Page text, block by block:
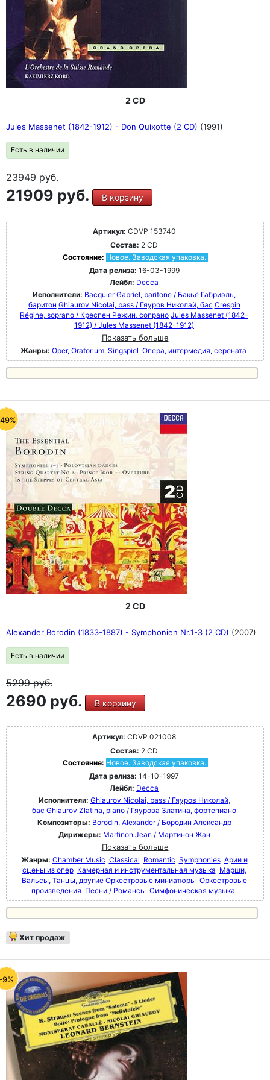
2 CD
Jules Massenet (1842-1912) - Don Quixotte (2 CD) (1991)
Есть в наличии
23949руб.
21909 руб. В корзину
Артикул: CDVP 153740
Состав: 2 CD
Состояние: Новое. Заводская упаковка.
Дата релиза: 16-03-1999
Лейбл: Decca
Исполнители: Bacquier Gabriel, baritone / Бакьё Габриэль,
баритон Ghiaurov Nicolai, bass / Гяуров Николай, бас Crespin
Régine, soprano / Креспен Режин, сопрано Jules Massenet (1842-
1912) / Jules Massenet (1842-1912)
Показать больше
Жанры: Oper, Oratorium, Singspiel Опера, интермедия, серената
2 CD
Alexander Borodin (1833-1887) - Symphonien Nr.1-3 (2 CD) (2007)
Есть в наличии
5299руб.
2690 руб. В корзину
Артикул: CDVP 021008
Состав: 2 CD
Состояние: Новое. Заводская упаковка.
Дата релиза: 14-10-1997
Лейбл: Decca
Исполнители: Ghiaurov Nicolai, bass / Гяуров Николай,
бас Ghiaurov Zlatina, piano / Гяурова Златина, фортепиано
Композиторы: Borodin, Alexander / Бородин Александр
Дирижеры: Martinon Jean / Мартинон Жан
Показать больше
Жанры: Chamber Music Classical Romantic Symphonies Арии и
сцены из опер Камерная и инструментальная музыка Марши,
Вальсы, Танцы, другие Оркестровые миниатюры Оркестровые
произведения Песни / Романсы Симфоническая музыка
Хит продаж
9%